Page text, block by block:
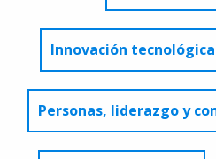
Innovación
Personas, liderazgo y